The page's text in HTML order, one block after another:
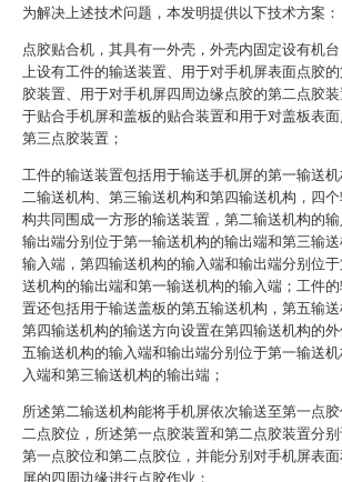
为解决上述技术问题，本发明提供以下技术方案：
点胶贴合机，其具有一外壳，外壳内固定设有机
上设有工件的输送装置、用于对手机屏表面点胶
胶装置、用于对手机屏四周边缘点胶的第二点胶装
于贴合手机屏和盖板的贴合装置和用于对盖板表
第三点胶装置；
工件的输送装置包括用于输送手机屏的第一输送
二输送机构、第三输送机构和第四输送机构，四
构共同围成一方形的输送装置，第二输送机构的
输出端分别位于第一输送机构的输出端和第三输
输入端，第四输送机构的输入端和输出端分别位
送机构的输出端和第一输送机构的输入端；工件
置还包括用于输送盖板的第五输送机构，第五输
第四输送机构的输送方向设置在第四输送机构的
五输送机构的输入端和输出端分别位于第一输送
入端和第三输送机构的输出端；
所述第二输送机构能将手机屏依次输送至第一点
二点胶位，所述第一点胶装置和第二点胶装置分
第一点胶位和第二点胶位，并能分别对手机屏表
屏的四周边缘进行点胶作业；